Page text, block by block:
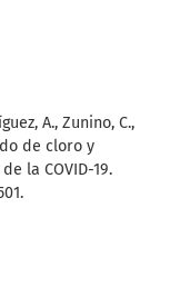
A., Zunino, C.,
de cloro y
la COVID-19.